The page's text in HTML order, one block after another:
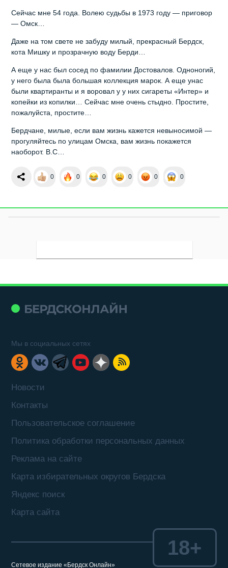
Сейчас мне 54 года. Волею судьбы в 1973 году — приговор
— Омск…
Даже на том свете не забуду милый, прекрасный Бердск,
кота Мишку и прозрачную воду Берди…
А еще у нас был сосед по фамилии Достовалов. Одноногий,
у него была была большая коллекция марок. А еще унас
были квартиранты и я воровал у у них сигареты «Интер» и
копейки из копилки… Сейчас мне очень стыдно. Простите,
пожалуйста, простите…
Бердчане, милые, если вам жизнь кажется невыносимой —
прогуляйтесь по улицам Омска, вам жизнь покажется
наоборот. В.С…
0 0 0 0 0 0
Новости
Контакты
Пользовательское соглашение
Политика обработки персональных данных
Реклама на сайте
Карта избирательных округов Бердска
Яндекс поиск
Карта сайта
Мы в социальных сетях
Сетевое издание «Бердск Онлайн»
18+